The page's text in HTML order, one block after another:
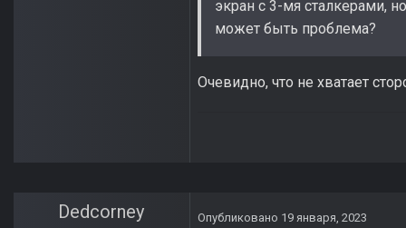
экран с 3-мя сталкерами,
может быть проблема?
Очевидно, что не хватает
Dedcorney Опубликовано 19 января, 2023